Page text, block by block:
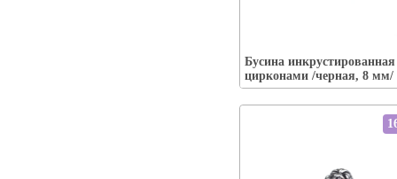
Бусина инкрустированная
цирконами /черная, 8 мм/
В корзину